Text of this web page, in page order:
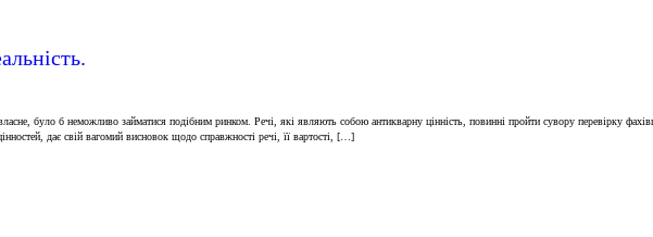
було б неможливо займатися подібним ринком. Речі, які являють собою антикварну цінність, повинні пройти сувору перевірку
дає свій вагомий висновок щодо справжності речі, її вартості, […]